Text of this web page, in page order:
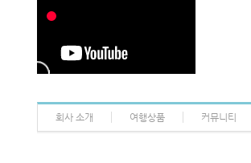
회사 소개 여행상품 커뮤니티